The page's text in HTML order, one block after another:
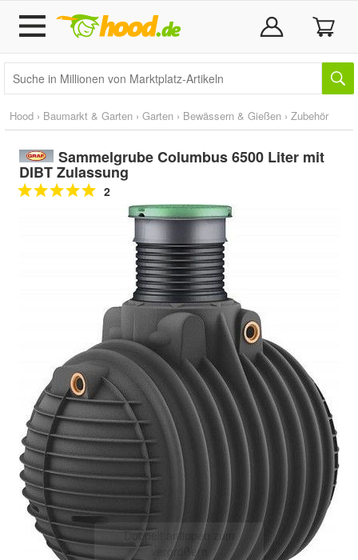
Hood › Baumarkt & Garten › Garten › Bewässern & Gießen › Zubehör
Sammelgrube Columbus 6500 Liter mit
DIBT Zulassung
2
Doppelt antippen zum
vergrößern